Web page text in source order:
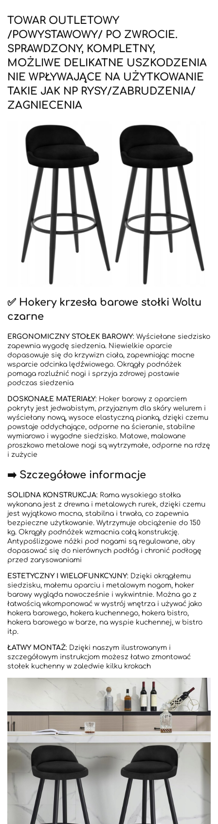
TOWAR OUTLETOWY
/POWYSTAWOWY/ PO ZWROCIE.
SPRAWDZONY, KOMPLETNY,
MOŻLIWE DELIKATNE USZKODZENIA
NIE WPŁYWAJĄCE NA UŻYTKOWANIE
TAKIE JAK NP RYSY/ZABRUDZENIA/
ZAGNIECENIA
✅ Hokery krzesła barowe stołki Woltu
czarne
ERGONOMICZNY STOŁEK BAROWY: Wyściełane siedzisko
zapewnia wygodę siedzenia. Niewielkie oparcie
dopasowuje się do krzywizn ciała, zapewniając mocne
wsparcie odcinka lędźwiowego. Okrągły podnóżek
pomaga rozluźnić nogi i sprzyja zdrowej postawie
podczas siedzenia
DOSKONAŁE MATERIAŁY: Hoker barowy z oparciem
pokryty jest jedwabistym, przyjaznym dla skóry welurem i
wyściełany nową, wysoce elastyczną pianką, dzięki czemu
powstaje oddychające, odporne na ścieranie, stabilne
wymiarowo i wygodne siedzisko. Matowe, malowane
proszkowo metalowe nogi są wytrzymałe, odporne na rdzę
i zużycie
➡️ Szczegółowe informacje
SOLIDNA KONSTRUKCJA: Rama wysokiego stołka
wykonana jest z drewna i metalowych rurek, dzięki czemu
jest wyjątkowo mocna, stabilna i trwała, co zapewnia
bezpieczne użytkowanie. Wytrzymuje obciążenie do 150
kg. Okrągły podnóżek wzmacnia całą konstrukcję.
Antypoślizgowe nóżki pod nogami są regulowane, aby
dopasować się do nierównych podłóg i chronić podłogę
przed zarysowaniami
ESTETYCZNY I WIELOFUNKCYJNY: Dzięki okrągłemu
siedzisku, małemu oparciu i metalowym nogom, hoker
barowy wygląda nowocześnie i wykwintnie. Można go z
łatwością wkomponować w wystrój wnętrza i używać jako
hokera barowego, hokera kuchennego, hokera bistro,
hokera barowego w barze, na wyspie kuchennej, w bistro
itp.
ŁATWY MONTAŻ: Dzięki naszym ilustrowanym i
szczegółowym instrukcjom możesz łatwo zmontować
stołek kuchenny w zaledwie kilku krokach